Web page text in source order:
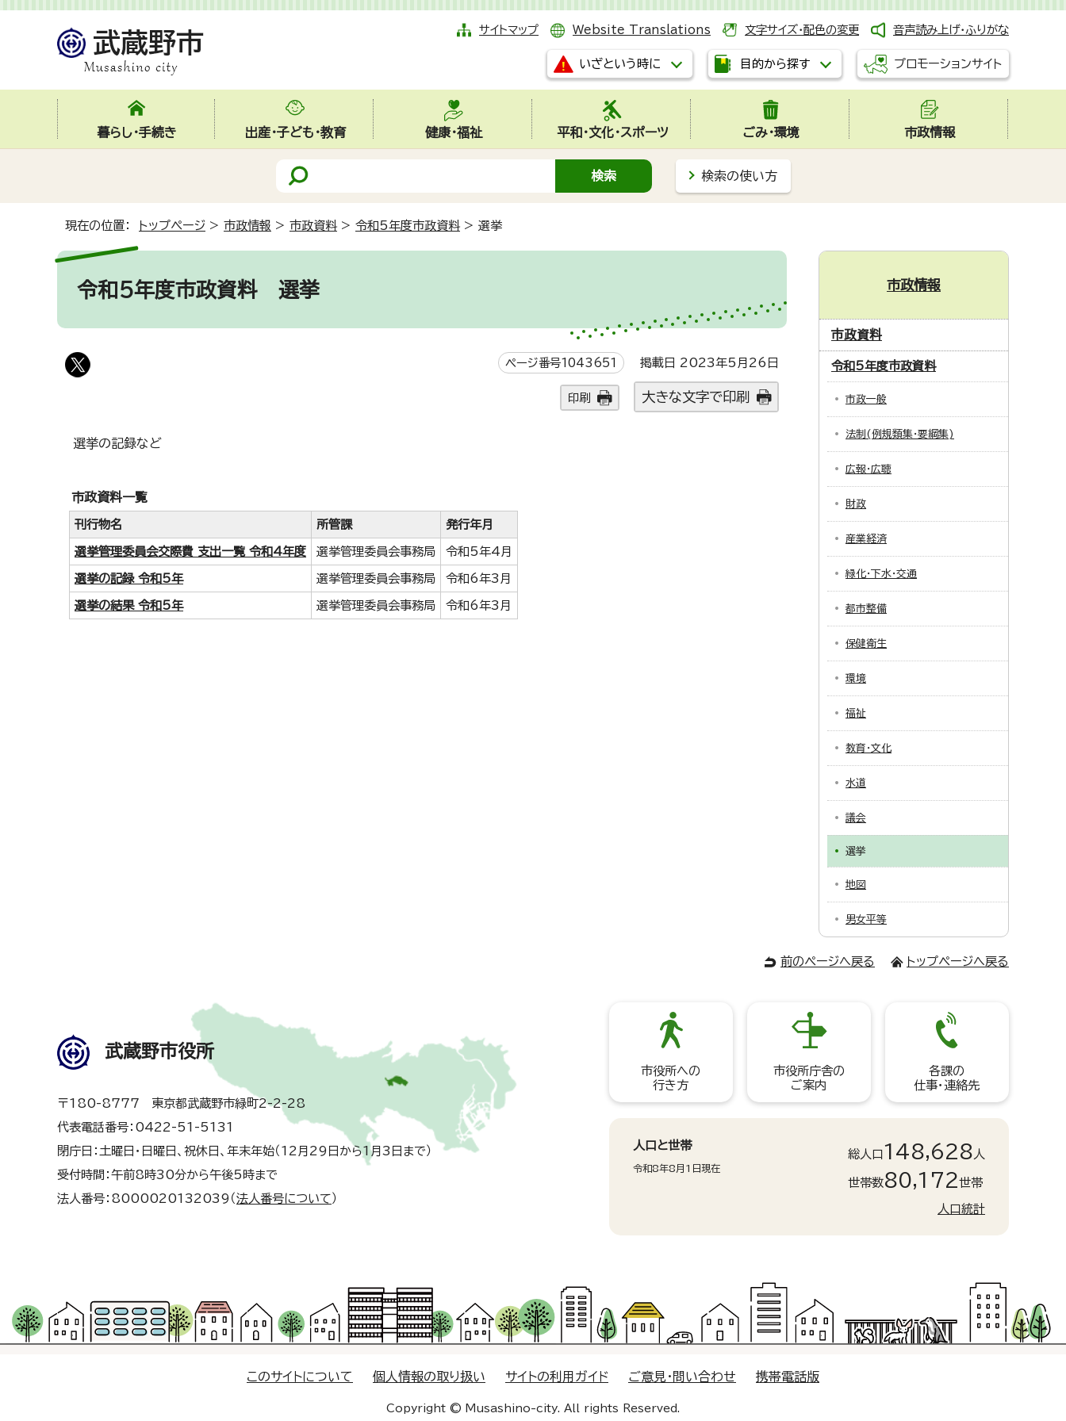
サイトマップ Website Translations 文字サイズ・配色の変更 音声読み上げ・ふりがな
いざという時に 目的から探す プロモーションサイト
暮らし・手続き 出産・子ども・教育 健康・福祉 平和・文化・スポーツ ごみ・環境 市政情報
検索の使い方
現在の位置： トップページ > 市政情報 > 市政資料 > 令和5年度市政資料 > 選挙
令和5年度市政資料 選挙
ページ番号1043651 掲載日 2023年5月26日
印刷 大きな文字で印刷
選挙の記録など
市政資料一覧
刊行物名 所管課 発行年月
選挙管理委員会交際費 支出一覧 令和4年度 選挙管理委員会事務局 令和5年4月
選挙の記録 令和5年 選挙管理委員会事務局 令和6年3月
選挙の結果 令和5年 選挙管理委員会事務局 令和6年3月
市政情報
市政資料
令和5年度市政資料
市政一般
法制(例規類集・要綱集)
広報・広聴
財政
産業経済
緑化・下水・交通
都市整備
保健衛生
環境
福祉
教育・文化
水道
議会
選挙
地図
男女平等
前のページへ戻る トップページへ戻る
武蔵野市役所
〒180-8777 東京都武蔵野市緑町2-2-28
代表電話番号：0422-51-5131
閉庁日：土曜日・日曜日、祝休日、年末年始（12月29日から1月3日まで）
受付時間：午前8時30分から午後5時まで
法人番号：8000020132039（ 法人番号について ）
市役所への
行き方
市役所庁舎の
ご案内
各課の
仕事・連絡先
人口と世帯
令和8年8月1日現在
総人口 148,628 人
世帯数80,172世帯
人口統計
このサイトについて 個人情報の取り扱い サイトの利用ガイド ご意見・問い合わせ 携帯電話版
Copyright © Musashino-city. All rights Reserved.